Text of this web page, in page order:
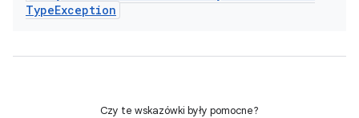
TypeException
Czy te wskazówki były pomocne?